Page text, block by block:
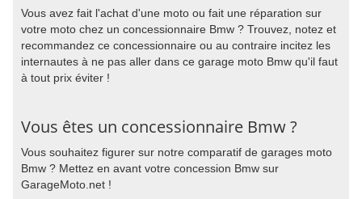
Vous avez fait l'achat d'une moto ou fait une réparation sur
votre moto chez un concessionnaire Bmw ? Trouvez, notez et
recommandez ce concessionnaire ou au contraire incitez les
internautes à ne pas aller dans ce garage moto Bmw qu'il faut
à tout prix éviter !
Vous êtes un concessionnaire Bmw ?
Vous souhaitez figurer sur notre comparatif de garages moto
Bmw ? Mettez en avant votre concession Bmw sur
GarageMoto.net !